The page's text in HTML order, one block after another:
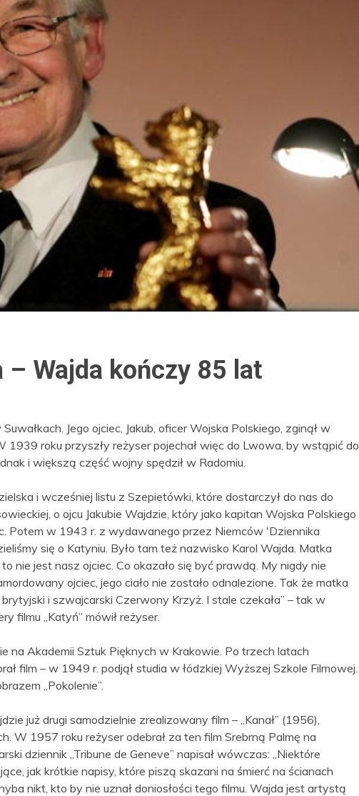
Wajda kończy 85 lat
Jego ojciec, Jakub, oficer Wojska Polskiego, zginął w
1939 roku przyszły reżyser pojechał więc do Lwowa, by wstąpić do
i większą część wojny spędził w Radomiu.
i wcześniej listu z Szepietówki, które dostarczył do nas do
o ojcu Jakubie Wajdzie, który jako kapitan Wojska Polskiego
Potem w 1943 r. z wydawanego przez Niemców 'Dziennika
się o Katyniu. Było tam też nazwisko Karol Wajda. Matka
nie jest nasz ojciec. Co okazało się być prawdą. My nigdy nie
ojciec, jego ciało nie zostało odnalezione. Tak że matka
brytyjski i szwajcarski Czerwony Krzyż. I stale czekała” – tak w
filmu „Katyń” mówił reżyser.
na Akademii Sztuk Pięknych w Krakowie. Po trzech latach
film – w 1949 r. podjął studia w łódzkiej Wyższej Szkole Filmowej.
„Pokolenie”.
już drugi samodzielnie zrealizowany film – „Kanał” (1956),
W 1957 roku reżyser odebrał za ten film Srebrną Palmę na
dziennik „Tribune de Geneve” napisał wówczas: „Niektóre
jak krótkie napisy, które piszą skazani na śmierć na ścianach
nikt, kto by nie uznał doniosłości tego filmu. Wajda jest artystą